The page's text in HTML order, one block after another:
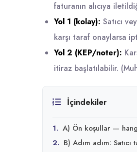
faturanın alıcıya
Yol 1 (kolay): Satıcı
karşı taraf onaylarsa
Yol 2 (KEP/noter):
itiraz başlatılabilir. (
İçindekiler
1. A) Ön koşullar —
2. B) Adım adım: